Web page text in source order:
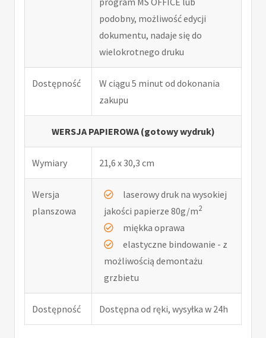
podobny, możliwość edycji
dokumentu, nadaje się do
wielokrotnego druku
Dostępność
W ciągu 5 minut od dokonania
zakupu
WERSJA PAPIEROWA (gotowy wydruk)
Wymiary 21,6 x 30,3 cm
Wersja
planszowa
laserowy druk na wysokiej
jakości papierze 80g/m2
miękka oprawa
elastyczne bindowanie - z
możliwością demontażu
grzbietu
Dostępność Dostępna od ręki, wysyłka w 24h